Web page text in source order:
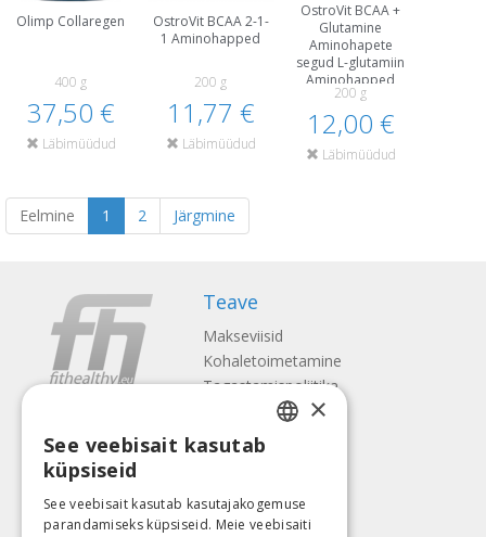
Olimp Collaregen
400 g
37,50 €
Läbimüüdud
OstroVit BCAA 2-1-
1 Aminohapped
200 g
11,77 €
Läbimüüdud
OstroVit BCAA +
Glutamine
Aminohapete
segud L-glutamiin
Aminohapped
200 g
12,00 €
Läbimüüdud
Eelmine 1 2 Järgmine
Teave
Makseviisid
Kohaletoimetamine
Tagastamispoliitika
Kontaktid
Privaatsuspoliitika
Järgne meile Leia meid
LATVIAN
LITHUANIAN
×
See veebisait kasutab
küpsiseid
See veebisait kasutab kasutajakogemuse
parandamiseks küpsiseid. Meie veebisaiti